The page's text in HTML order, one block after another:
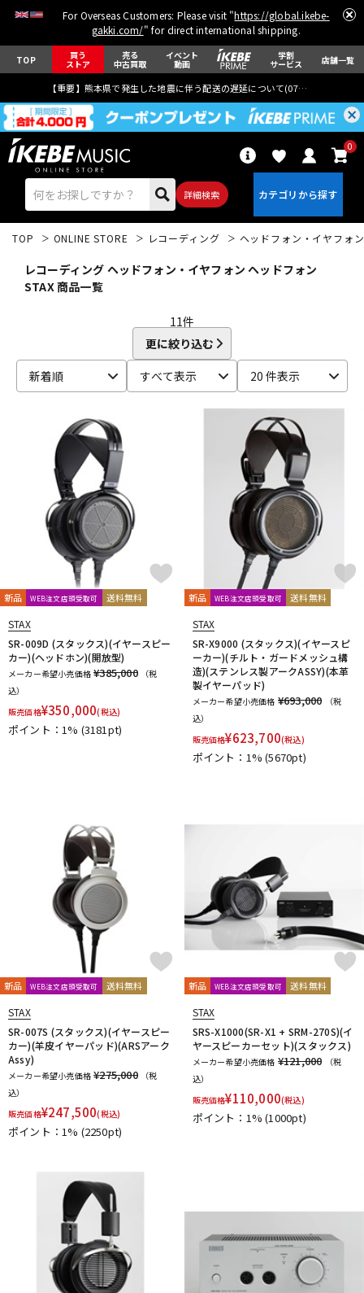
For Overseas Customers: Please visit "https://global.ikebe-
gakki.com/" for direct international shipping.
TOP 買う
ストア
売る
中古買取
イベント
動画
学割
サービス 店舗一覧
【重要】熊本県で発生した地震に伴う配送の遅延について(07月29日
詳細検索
0
ベース ウクレレ
ドラム パーカッション
キーボード 電子ピアノ
管楽器 その他楽器
DJ機器 DTM
DTM オンライン納品 レコーディング機器
中古 ヴィンテージ
TOP ONLINE STORE レコーディング ヘッドフォン・イヤフォン
レコーディング ヘッドフォン・イヤフォン ヘッドフォン
STAX 商品一覧
11件
更に絞り込む
新着順
すべて表示 20 件表示
新品 WEB注文店頭受取可 送料無料
STAX
SR-009D (スタックス)(イヤースピー
カー)(ヘッドホン)(開放型)
メーカー希望小売価格 ¥385,000
（税
込）
販売価格¥350,000(税込)
ポイント：1% (3181pt)
新品 WEB注文店頭受取可 送料無料
STAX
SR-X9000 (スタックス)(イヤースピ
ーカー)(チルト・ガードメッシュ構
造)(ステンレス製アークASSY)(本革
製イヤーパッド)
メーカー希望小売価格 ¥693,000
（税
込）
販売価格¥623,700(税込)
ポイント：1%(5670pt)
新品 WEB注文店頭受取可 送料無料
STAX
SR-007S (スタックス)(イヤースピー
カー)(羊皮イヤーパッド)(ARSアーク
Assy)
メーカー希望小売価格 ¥275,000
（税
込）
販売価格¥247,500(税込)
ポイント：1% (2250pt)
新品 WEB注文店頭受取可 送料無料
STAX
SRS-X1000(SR-X1 + SRM-270S)(イ
ヤースピーカーセット)(スタックス)
メーカー希望小売価格 ¥121,000
（税
込）
販売価格¥110,000(税込)
ポイント：1%(1000pt)